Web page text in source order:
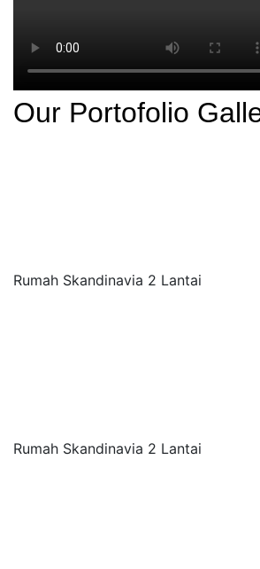
Our Portofolio
Rumah Skandinavia 2 Lantai
Rumah Skandinavia 2 Lantai